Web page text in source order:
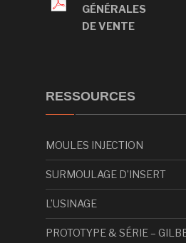
GÉNÉRALES
DE VENTE
RESSOURCES
MOULES INJECTION
SURMOULAGE D’INSERT
L’USINAGE
PROTOTYPE & SÉRIE –